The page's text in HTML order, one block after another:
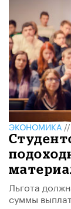
ЭКОНОМИКА
Льгота
суммы